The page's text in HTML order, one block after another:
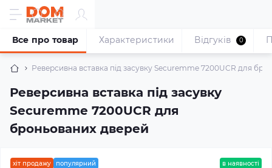
Реверсивна вставка під засувку Securemme 7200UCR для
Реверсивна вставка під засувку
Securemme 7200UCR для
броньованих дверей
Все про товар Характеристики Відгуків 0
хіт продажу популярний в наявності